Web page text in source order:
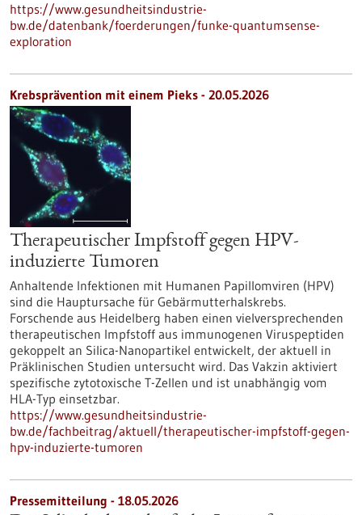
https://www.gesundheitsindustrie-
bw.de/datenbank/foerderungen/funke-quantumsense-
exploration
Krebsprävention mit einem Pieks - 20.05.2026
Therapeutischer Impfstoff gegen HPV-
induzierte Tumoren
Anhaltende Infektionen mit Humanen Papillomviren (HPV)
sind die Hauptursache für Gebärmutterhalskrebs.
Forschende aus Heidelberg haben einen vielversprechenden
therapeutischen Impfstoff aus immunogenen Viruspeptiden
gekoppelt an Silica-Nanopartikel entwickelt, der aktuell in
Präklinischen Studien untersucht wird. Das Vakzin aktiviert
spezifische zytotoxische T-Zellen und ist unabhängig vom
HLA-Typ einsetzbar.
https://www.gesundheitsindustrie-
bw.de/fachbeitrag/aktuell/therapeutischer-impfstoff-gegen-
hpv-induzierte-tumoren
Pressemitteilung - 18.05.2026